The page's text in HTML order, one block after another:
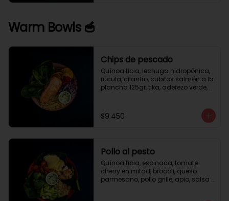
Warm Bowls 🥣
Chips de pescado
Quínoa tibia, lechuga hidropónica,
rúcula, cilantro, cubitos salmón a la
plancha 125gr, tika, aderezo verde,
$9.450
Pollo al pesto
Quínoa tibia, espinaca, tomate
cherry en mitad, brócoli, queso
parmesano, pollo grille, apio, salsa